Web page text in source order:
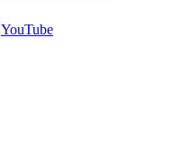
YouTube